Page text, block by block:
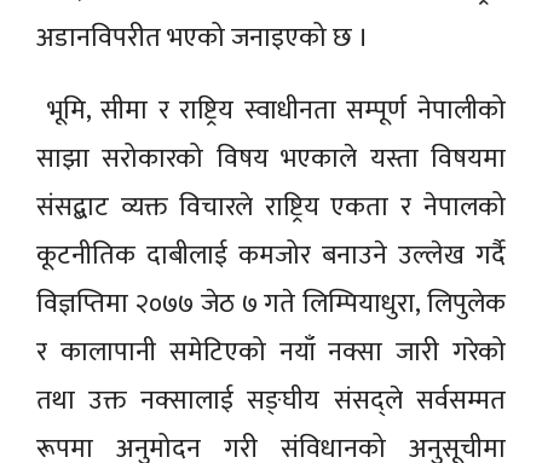
अडानविपरीत भएको जनाइएको छ ।
भूमि, सीमा र राष्ट्रिय स्वाधीनता सम्पूर्ण नेपालीको
साझा सरोकारको विषय भएकाले यस्ता विषयमा
संसद्बाट व्यक्त विचारले राष्ट्रिय एकता र नेपालको
कूटनीतिक दाबीलाई कमजोर बनाउने उल्लेख गर्दै
विज्ञप्तिमा २०७७ जेठ ७ गते लिम्पियाधुरा, लिपुलेक
र कालापानी समेटिएको नयाँ नक्सा जारी गरेको
तथा उक्त नक्सालाई सङ्घीय संसद्ले सर्वसम्मत
रूपमा अनुमोदन गरी संविधानको अनुसूचीमा